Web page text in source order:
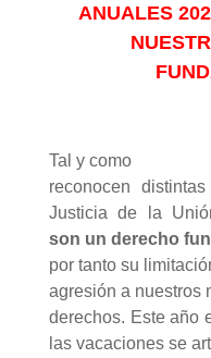
ANUALES
Tal y como
reconocen
Justicia de la
son un derecho
por tanto su
agresión a nuestros
derechos. Este año
las vacaciones se